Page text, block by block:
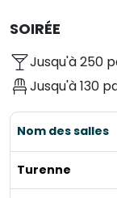
SOIRÉE
Jusqu'à 250
Jusqu'à 130
Nom des salles
Turenne